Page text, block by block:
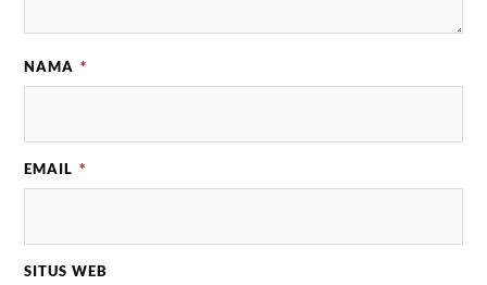
NAMA *
EMAIL *
SITUS WEB